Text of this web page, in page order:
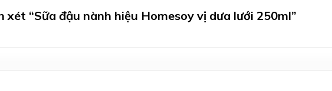
“Sữa đậu nành hiệu Homesoy vị dưa lưới 250ml”